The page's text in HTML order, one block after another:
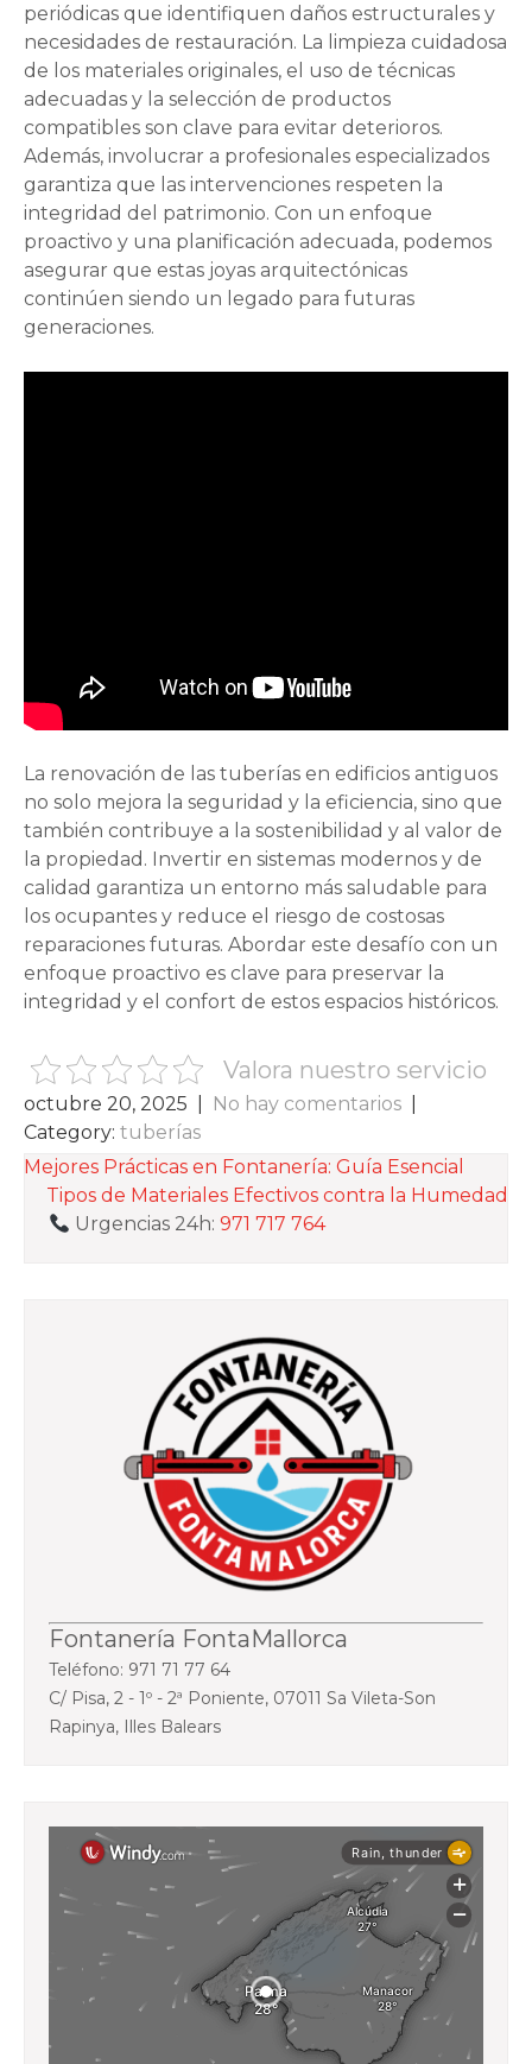
periódicas que identifiquen daños estructurales y
necesidades de restauración. La limpieza cuidadosa
de los materiales originales, el uso de técnicas
adecuadas y la selección de productos
compatibles son clave para evitar deterioros.
Además, involucrar a profesionales especializados
garantiza que las intervenciones respeten la
integridad del patrimonio. Con un enfoque
proactivo y una planificación adecuada, podemos
asegurar que estas joyas arquitectónicas
continúen siendo un legado para futuras
generaciones.
La renovación de las tuberías en edificios antiguos
no solo mejora la seguridad y la eficiencia, sino que
también contribuye a la sostenibilidad y al valor de
la propiedad. Invertir en sistemas modernos y de
calidad garantiza un entorno más saludable para
los ocupantes y reduce el riesgo de costosas
reparaciones futuras. Abordar este desafío con un
enfoque proactivo es clave para preservar la
integridad y el confort de estos espacios históricos.
Valora nuestro servicio
octubre 20, 2025 No hay comentarios
Category: tuberías
NAVEGACIÓN
DE
ENTRADAS
Mejores Prácticas en Fontanería: Guía Esencial
Tipos de Materiales Efectivos contra la Humedad
Urgencias 24h:971 717 764
Fontanería FontaMallorca
Teléfono: 971 71 77 64
C/ Pisa, 2 - 1º - 2ª Poniente, 07011 Sa Vileta-Son
Rapinya, Illes Balears